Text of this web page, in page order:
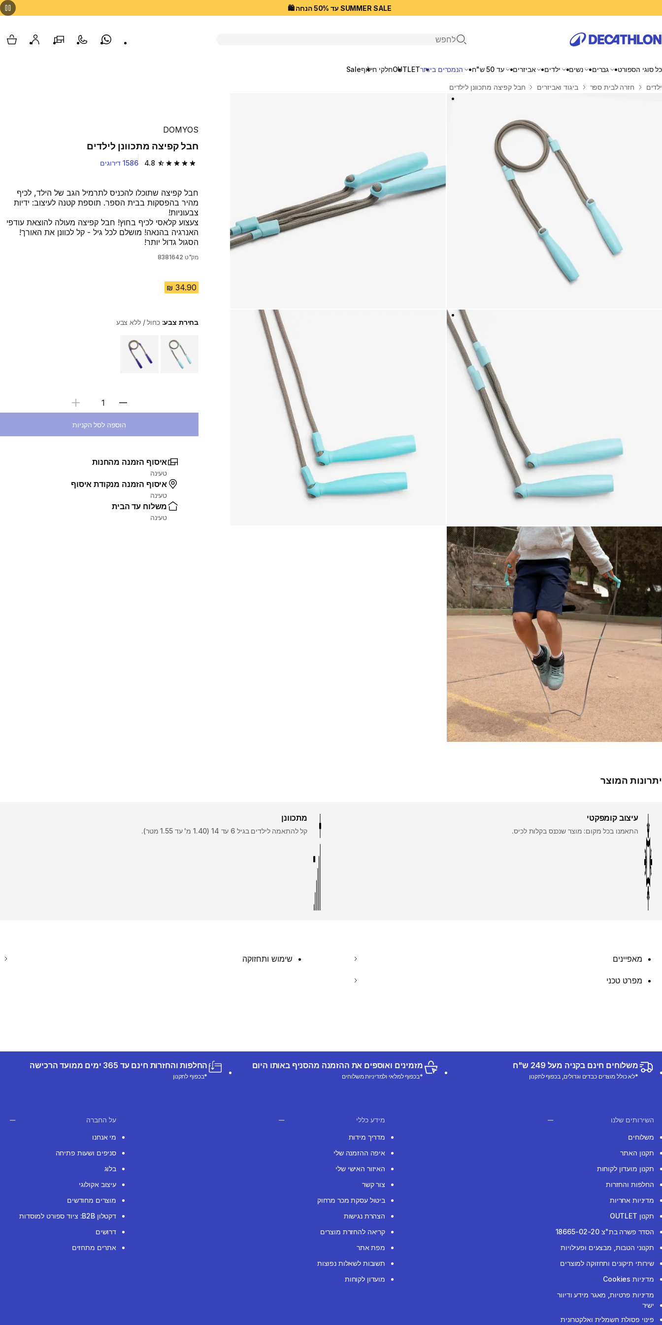
SUMMER SALE עד 50% הנחה 🛍️
פתיחת חיפוש
Whatsappצור קשרהסניפים שלנוהחשבון שלי
כל סוגי הספורט גברים נשים ילדים אביזרים עד 50 ש"ח הנמכרים ביותרOUTLETחלקי חילוףSale
בית
ילדים חזרה לבית ספר ביגוד ואביזרים חבל קפיצה מתכוונן לילדים
DOMYOS
חבל קפיצה מתכוונן לילדים
4.8 4.8 out of 5 stars from 1586 reviews 1586 דירוגים
חבל קפיצה שתוכלו להכניס לתרמיל הגב של הילד, לכיף
מהיר בהפסקות בבית הספר. תוספת קטנה לעיצוב: ידיות
צבעוניות!
צעצוע קלאסי לכיף בחוץ! חבל קפיצה מעולה להוצאת עודפי
האנרגיה בהנאה! מושלם לכל גיל - קל לכוונן את האורך!
הסגול גדול יותר!
מק"ט 8381642
בחירת צבע:כחול / ללא צבע
Choose a variant
בחירת כמות
הוספה לסל הקניות
איסוף הזמנה מהחנות
טעינה
איסוף הזמנה מנקודת איסוף
טעינה
משלוח עד הבית
טעינה
יתרונות המוצר
עיצוב קומפקטי
התאמנו בכל מקום: מוצר שנכנס בקלות לכיס.
מתכוונן
קל להתאמה לילדים בגיל 6 עד 14 (1.40 מ' עד 1.55 מטר).
מאפיינים שימוש ותחזוקה
מפרט טכני
משלוחים חינם בקניה מעל 249 ש"ח
*לא כולל מוצרים כבדים וגדולים, בכפוף לתקנון
מזמינים ואוספים את ההזמנה מהסניף באותו היום
*בכפוף למלאי ולמדיניות משלוחים
החלפות והחזרות חינם עד 365 ימים ממועד הרכישה
*בכפוף לתקנון
השירותים שלנו
משלוחים
תקנון האתר
תקנון מועדון לקוחות
החלפות והחזרות
מדיניות אחריות
תקנון OUTLET
הסדר פשרה בת"צ 18665-02-20
תקנוני הטבות, מבצעים ופעילויות
שירותי תיקונים ותחזוקה למוצרים
מדיניות Cookies
מדיניות פרטיות, מאגר מידע ודיוור
ישיר
פינוי פסולת חשמלית ואלקטרונית
מידע כללי
מדריך מידות
איפה ההזמנה שלי
האיזור האישי שלי
צור קשר
ביטול עסקת מכר מרחוק
הצהרת נגישות
קריאה להחזרת מוצרים
מפת אתר
תשובות לשאלות נפוצות
מועדון לקוחות
על החברה
מי אנחנו
סניפים ושעות פתיחה
בלוג
עיצוב אקולוגי
מוצרים מחודשים
דקטלון B2B: ציוד ספורט למוסדות
דרושים
אתרים מתחזים